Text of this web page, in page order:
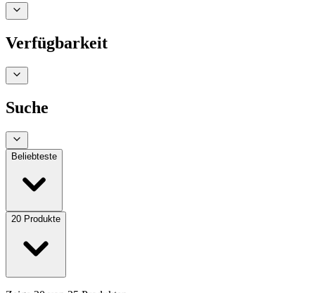
Verfügbarkeit
Suche
Beliebteste
20 Produkte